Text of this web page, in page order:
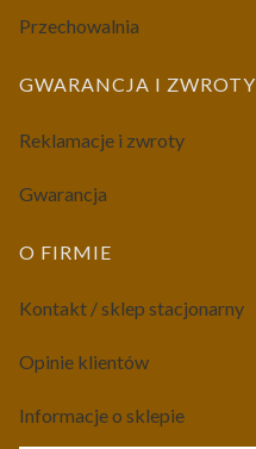
Przechowalnia
GWARANCJA I ZWROTY
Reklamacje i zwroty
Gwarancja
O FIRMIE
Kontakt / sklep stacjonarny
Opinie klientów
Informacje o sklepie